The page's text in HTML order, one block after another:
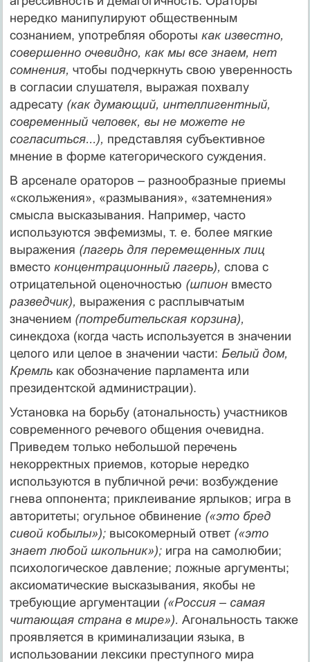
нередко манипулируют общественным
сознанием, употребляя обороты как известно,
совершенно очевидно, как мы все знаем, нет
сомнения, чтобы подчеркнуть свою уверенность
в согласии слушателя, выражая похвалу
адресату (как думающий, интеллигентный,
современный человек, вы не можете не
согласиться...), представляя субъективное
мнение в форме категорического суждения.
В арсенале ораторов – разнообразные приемы
«скольжения», «размывания», «затемнения»
смысла высказывания. Например, часто
используются эвфемизмы, т. е. более мягкие
выражения (лагерь для перемещенных лиц
вместо концентрационный лагерь), слова с
отрицательной оценочностью (шпион вместо
разведчик), выражения с расплывчатым
значением (потребительская корзина),
синекдоха (когда часть используется в значении
целого или целое в значении части: Белый дом,
Кремль как обозначение парламента или
президентской администрации).
Установка на борьбу (атональность) участников
современного речевого общения очевидна.
Приведем только небольшой перечень
некорректных приемов, которые нередко
используются в публичной речи: возбуждение
гнева оппонента; приклеивание ярлыков; игра в
авторитеты; огульное обвинение («это бред
сивой кобылы»); высокомерный ответ («это
знает любой школьник»); игра на самолюбии;
психологическое давление; ложные аргументы;
аксиоматические высказывания, якобы не
требующие аргументации («Россия – самая
читающая страна в мире»). Агональность также
проявляется в криминализации языка, в
использовании лексики преступного мира